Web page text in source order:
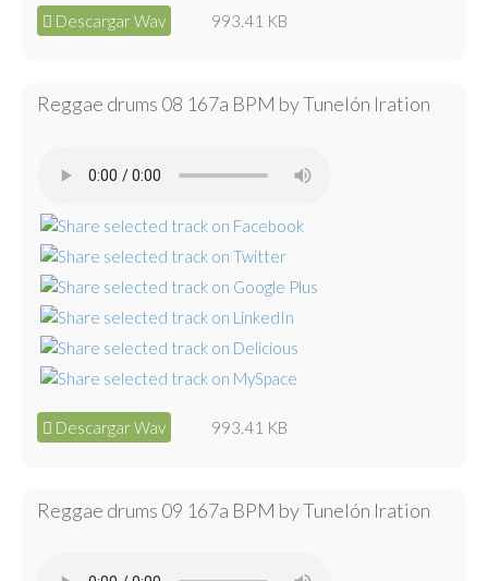
Descargar Wav 993.41 KB
Reggae drums 08 167a BPM by Tunelón Iration
Descargar Wav 993.41 KB
Reggae drums 09 167a BPM by Tunelón Iration